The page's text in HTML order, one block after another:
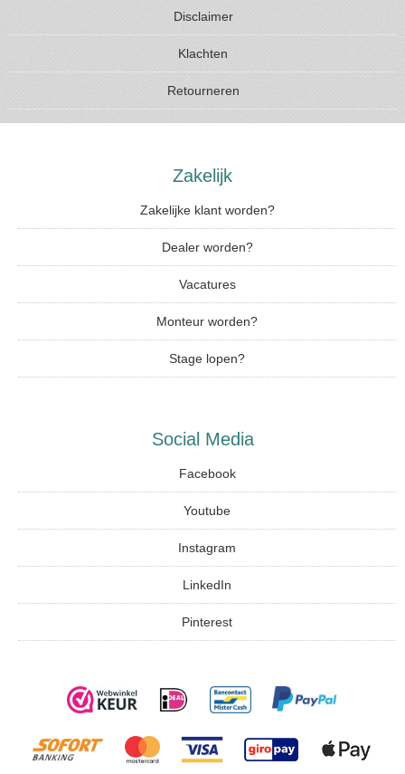
Disclaimer
Klachten
Retourneren
Zakelijk
Zakelijke klant worden?
Dealer worden?
Vacatures
Monteur worden?
Stage lopen?
Social Media
Facebook
Youtube
Instagram
LinkedIn
Pinterest